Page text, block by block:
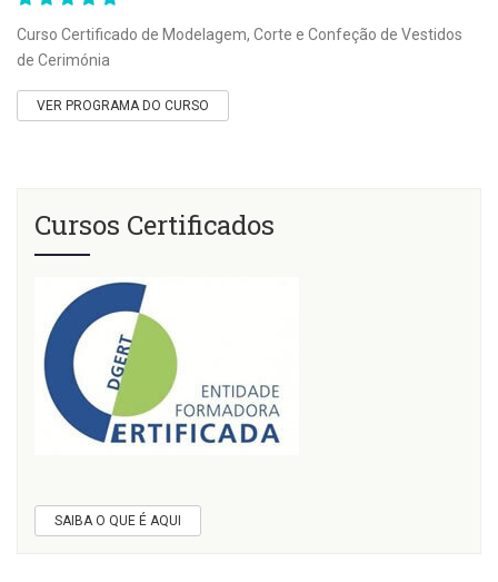
Curso Certificado de Modelagem, Corte e Confeção de Vestidos
de Cerimónia
VER PROGRAMA DO CURSO
Cursos Certificados
SAIBA O QUE É AQUI